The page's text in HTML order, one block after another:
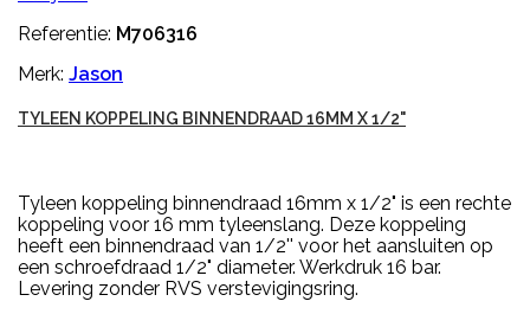
Referentie: M706316
Merk: Jason
TYLEEN KOPPELING BINNENDRAAD 16MM X 1/2"
Tyleen koppeling binnendraad 16mm x 1/2" is een rechte
koppeling voor 16 mm tyleenslang. Deze koppeling
heeft een binnendraad van 1/2'' voor het aansluiten op
een schroefdraad 1/2" diameter. Werkdruk 16 bar.
Levering zonder RVS verstevigingsring.